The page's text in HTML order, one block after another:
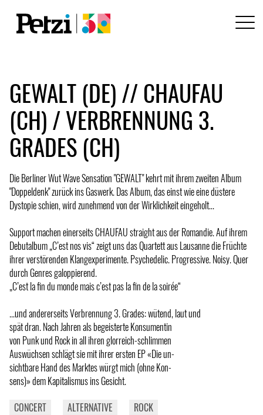
GEWALT (DE) // CHAUFAU
(CH) / VERBRENNUNG 3.
GRADES (CH)
Die Berliner Wut Wave Sensation "GEWALT" kehrt mit ihrem zweiten Album
"Doppeldenk" zurück ins Gaswerk. Das Album, das einst wie eine düstere
Dystopie schien, wird zunehmend von der Wirklichkeit eingeholt...
Support machen einerseits CHAUFAU straight aus der Romandie. Auf ihrem
Debutalbum „C’est nos vis“ zeigt uns das Quartett aus Lausanne die Früchte
ihrer verstörenden Klangexperimente. Psychedelic. Progressive. Noisy. Quer
durch Genres galoppierend.
„C’est la fin du monde mais c’est pas la fin de la soirée“
...und andererseits Verbrennung 3. Grades: wütend, laut und
spät dran. Nach Jahren als begeisterte Konsumentin
von Punk und Rock in all ihren glorreich-schlimmen
Auswüchsen schlägt sie mit ihrer ersten EP «Die un-
sichtbare Hand des Marktes würgt mich (ohne Kon-
sens)» dem Kapitalismus ins Gesicht.
CONCERT
ALTERNATIVE ROCK